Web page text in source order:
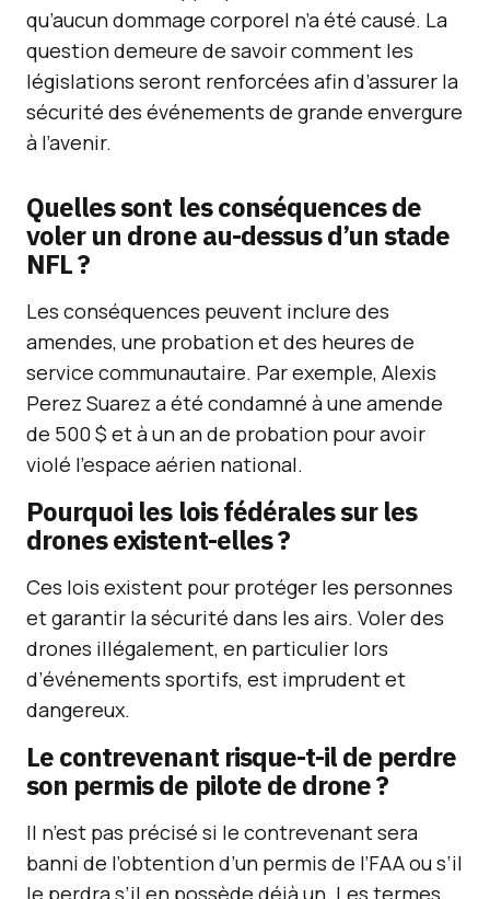
qu’aucun dommage corporel n’a été causé. La
question demeure de savoir comment les
législations seront renforcées afin d’assurer la
sécurité des événements de grande envergure
à l’avenir.
Quelles sont les conséquences de
voler un drone au-dessus d’un stade
NFL ?
Les conséquences peuvent inclure des
amendes, une probation et des heures de
service communautaire. Par exemple, Alexis
Perez Suarez a été condamné à une amende
de 500 $ et à un an de probation pour avoir
violé l’espace aérien national.
Pourquoi les lois fédérales sur les
drones existent-elles ?
Ces lois existent pour protéger les personnes
et garantir la sécurité dans les airs. Voler des
drones illégalement, en particulier lors
d’événements sportifs, est imprudent et
dangereux.
Le contrevenant risque-t-il de perdre
son permis de pilote de drone ?
Il n’est pas précisé si le contrevenant sera
banni de l’obtention d’un permis de l’FAA ou s’il
le perdra s’il en possède déjà un. Les termes